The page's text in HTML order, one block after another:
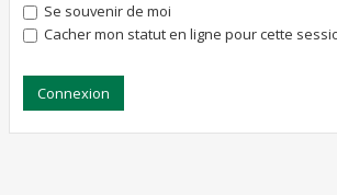
Se souvenir de moi
Cacher mon statut en ligne pour cette